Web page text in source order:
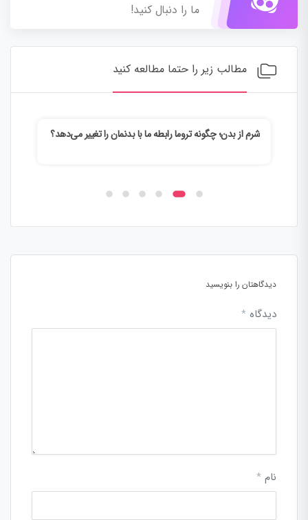
ما را دنبال کنید!
مطالب زیر را حتما مطالعه کنید
شرم از بدن؛ چگونه تروما رابطه ما با بدنمان را تغییر می‌دهد؟
دیدگاهتان را بنویسید
دیدگاه *
نام *